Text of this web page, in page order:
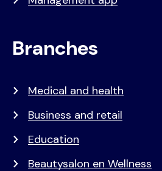
Branches
Medical and health
Business and retail
Education
Beautysalon en Wellness